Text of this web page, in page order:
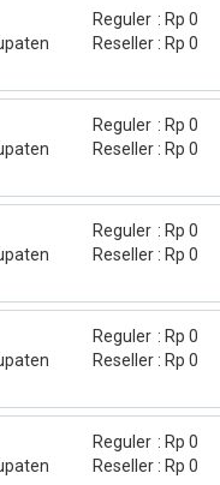
Reguler
Rp 0
Reseller
Rp 0
Reguler
Rp 0
Reseller
Rp 0
Reguler
Rp 0
Reseller
Rp 0
Reguler
Rp 0
Reseller
Rp 0
Reguler
Rp 0
Reseller
Rp 0